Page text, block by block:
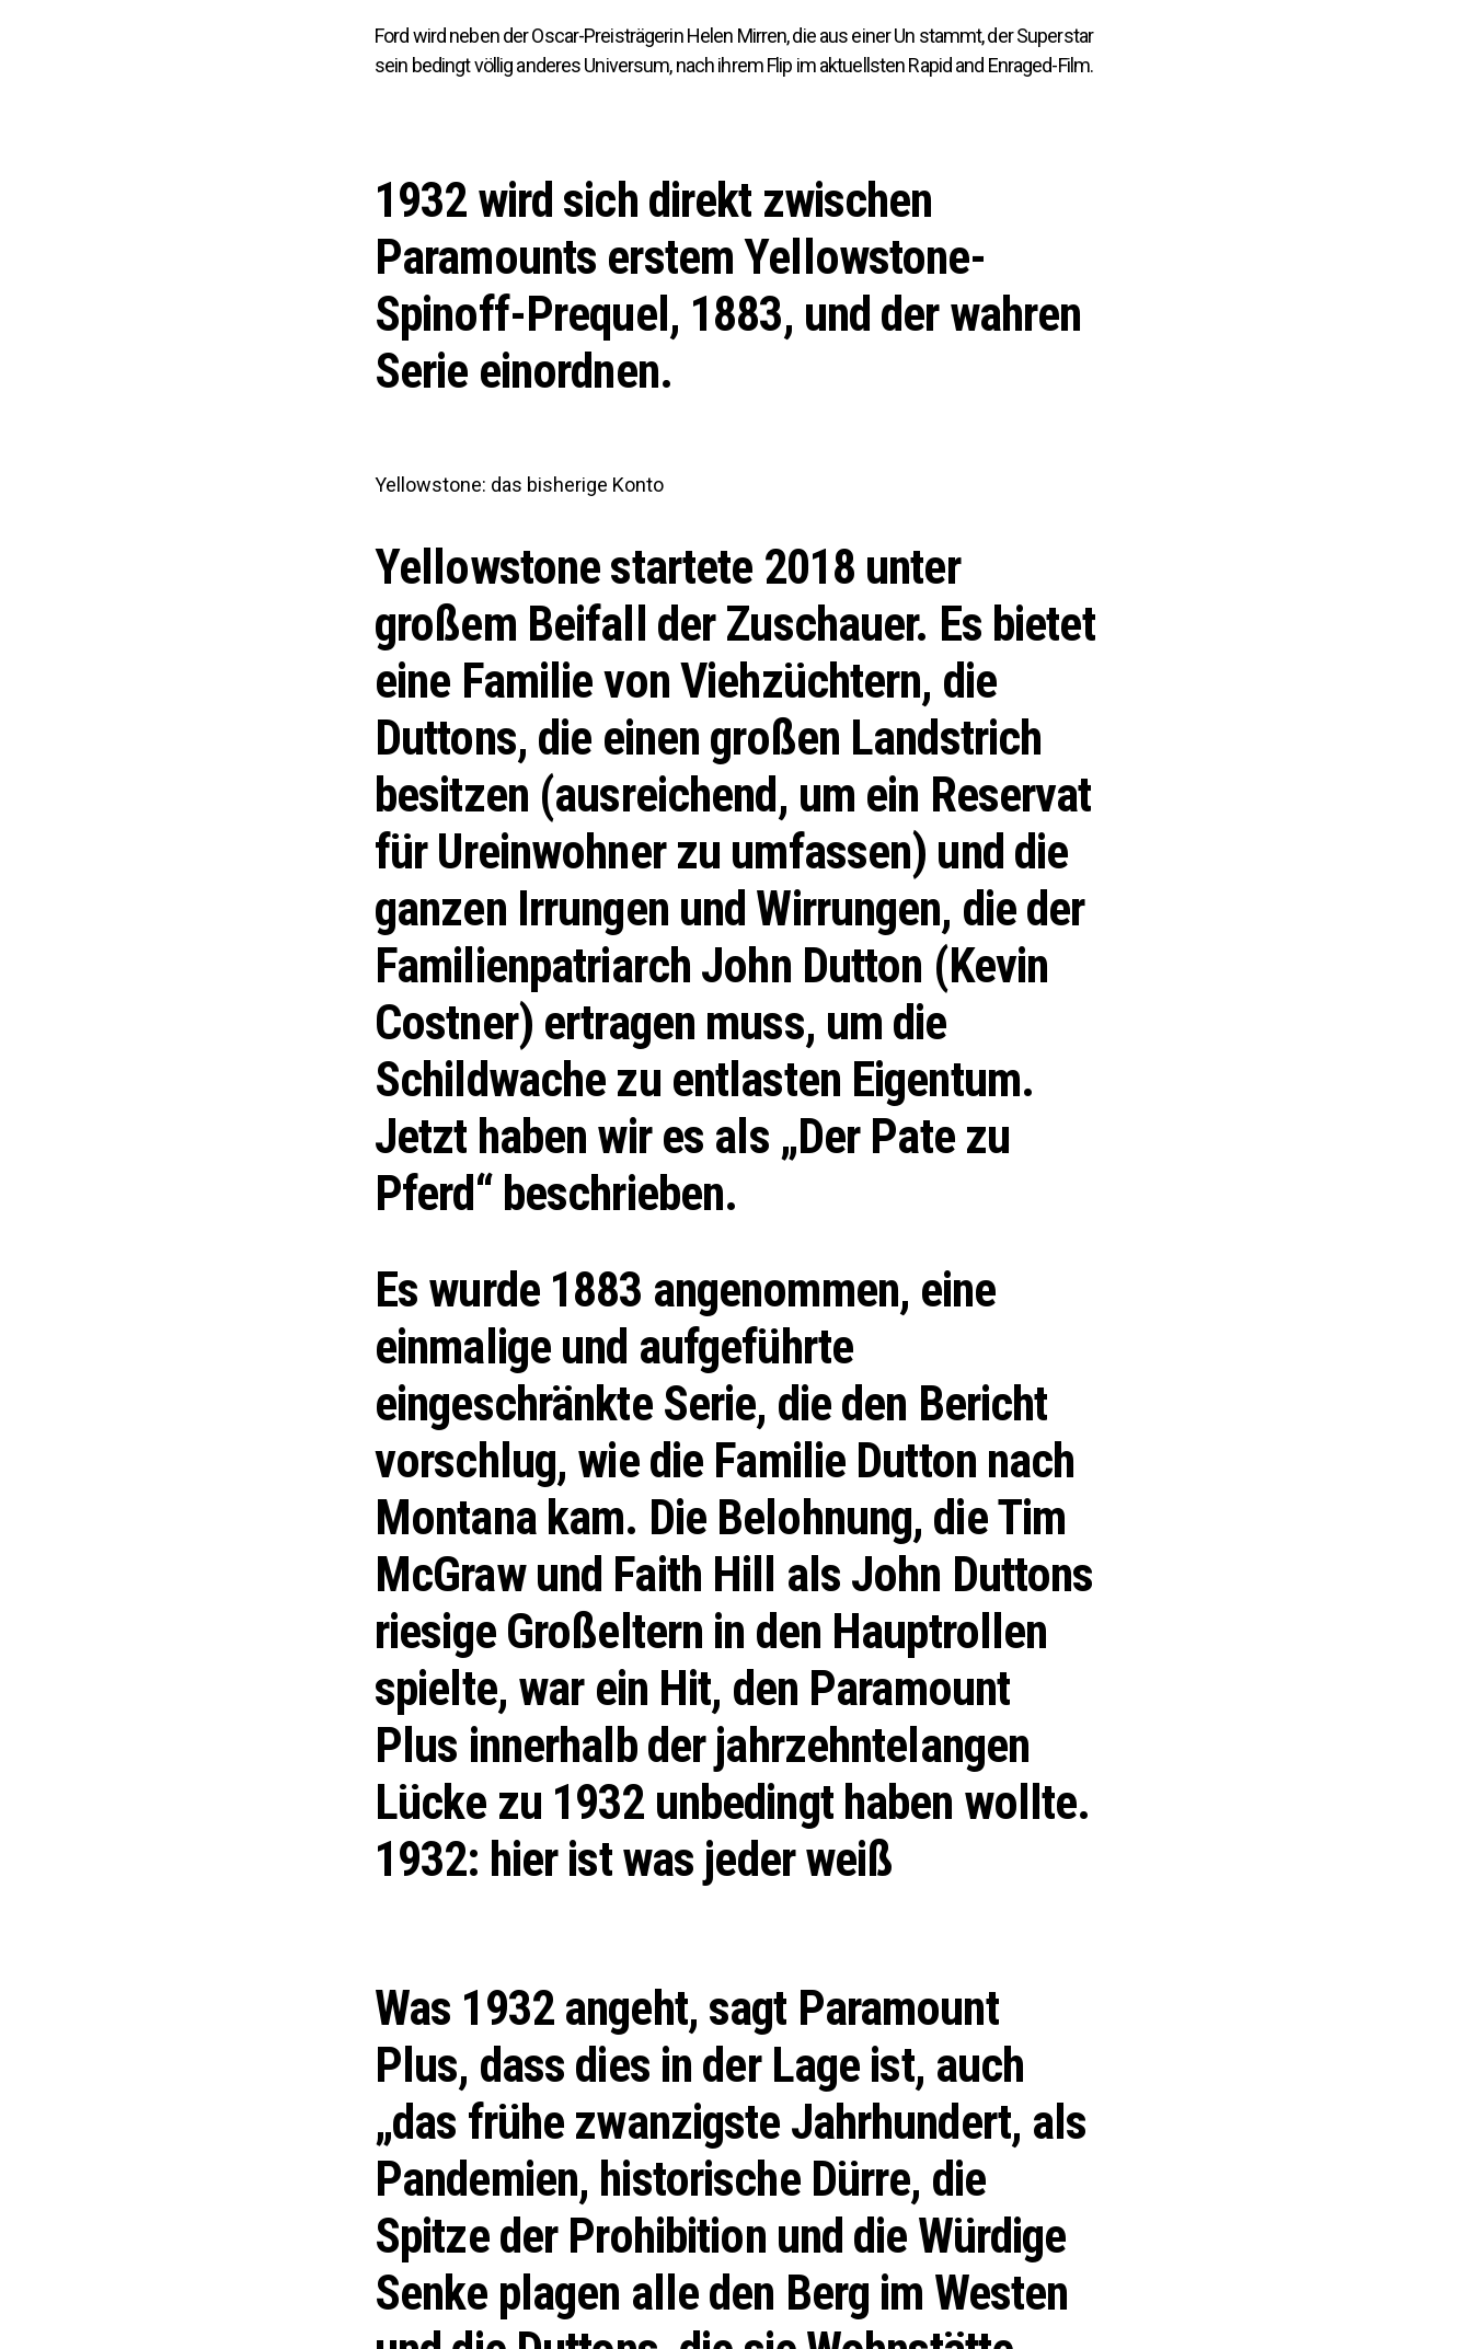
Ford wird neben der Oscar-Preisträgerin Helen Mirren, die aus einer Un stammt, der Superstar
sein bedingt völlig anderes Universum, nach ihrem Flip im aktuellsten Rapid and Enraged-Film.
1932 wird sich direkt zwischen
Paramounts erstem Yellowstone-
Spinoff-Prequel, 1883, und der wahren
Serie einordnen.
Yellowstone: das bisherige Konto
Yellowstone startete 2018 unter
großem Beifall der Zuschauer. Es bietet
eine Familie von Viehzüchtern, die
Duttons, die einen großen Landstrich
besitzen (ausreichend, um ein Reservat
für Ureinwohner zu umfassen) und die
ganzen Irrungen und Wirrungen, die der
Familienpatriarch John Dutton (Kevin
Costner) ertragen muss, um die
Schildwache zu entlasten Eigentum.
Jetzt haben wir es als „Der Pate zu
Pferd“ beschrieben.
Es wurde 1883 angenommen, eine
einmalige und aufgeführte
eingeschränkte Serie, die den Bericht
vorschlug, wie die Familie Dutton nach
Montana kam. Die Belohnung, die Tim
McGraw und Faith Hill als John Duttons
riesige Großeltern in den Hauptrollen
spielte, war ein Hit, den Paramount
Plus innerhalb der jahrzehntelangen
Lücke zu 1932 unbedingt haben wollte.
1932: hier ist was jeder weiß
Was 1932 angeht, sagt Paramount
Plus, dass dies in der Lage ist, auch
„das frühe zwanzigste Jahrhundert, als
Pandemien, historische Dürre, die
Spitze der Prohibition und die Würdige
Senke plagen alle den Berg im Westen